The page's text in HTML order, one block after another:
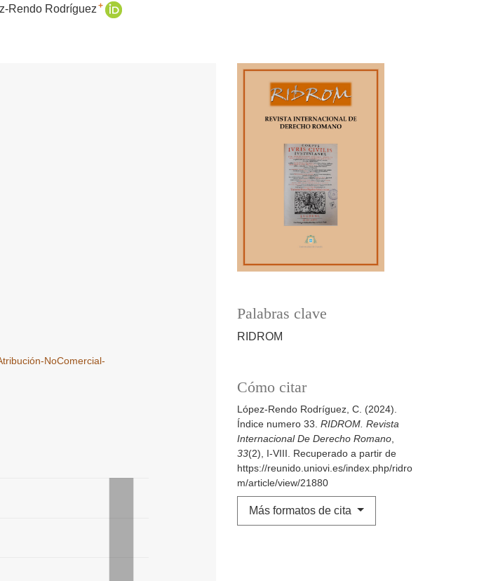
Rendo Rodríguez +
Palabras clave
RIDROM
Cómo citar
López-Rendo Rodríguez, C. (2024).
Índice numero 33. RIDROM. Revista
Internacional De Derecho Romano
33(2), I-VIII. Recuperado a partir de
https://reunido.uniovi.es/index.php/ridro
m/article/view/21880
Más formatos de cita
NoComercial-